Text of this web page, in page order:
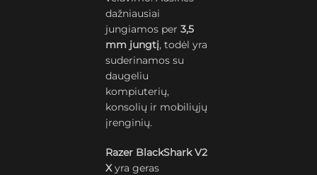
dažniausiai
jungiamos per3,5
mm jungtį, todėl yra
suderinamos su
daugeliu
kompiuterių,
konsolių ir mobiliųjų
įrenginių.
Razer BlackShark V2
Xyra geras